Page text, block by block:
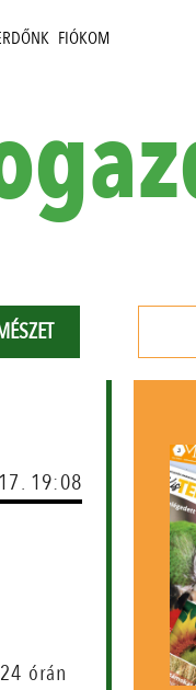
FIÓKOM
19:08
órán